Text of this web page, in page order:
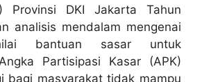
Provinsi DKI Jakarta Tahun
analisis mendalam mengenai
bantuan sasar untuk
Partisipasi Kasar (APK)
bagi masyarakat tidak mampu